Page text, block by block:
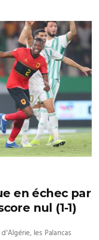
en échec par
nul (1-1)
les Palancas